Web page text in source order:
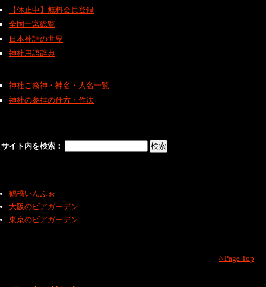
【休止中】無料会員登録
全国一宮総覧
日本神話の世界
神社用語辞典
神社ご祭神・神名・人名一覧
神社の参拝の仕方・作法
サイト内を検索：
鶴橋いんふぉ
大阪のビアガーデン
東京のビアガーデン
^ Page Top